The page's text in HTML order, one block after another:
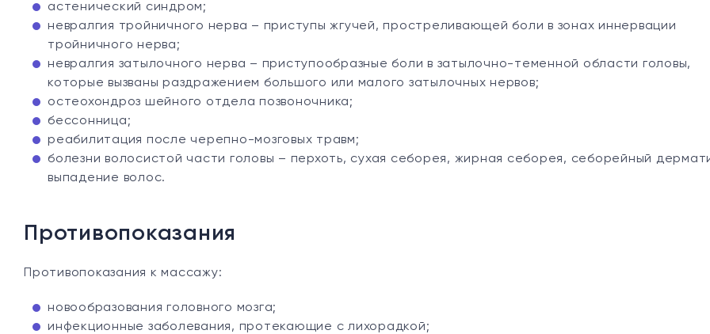
астенический синдром;
невралгия тройничного нерва – приступы жгучей, простреливающей боли в зонах иннервации
тройничного нерва;
невралгия затылочного нерва – приступообразные боли в затылочно-теменной области головы,
которые вызваны раздражением большого или малого затылочных нервов;
остеохондроз шейного отдела позвоночника;
бессонница;
реабилитация после черепно-мозговых травм;
болезни волосистой части головы – перхоть, сухая себорея, жирная себорея, себорейный
выпадение волос.
Противопоказания
Противопоказания к массажу:
новообразования головного мозга;
инфекционные заболевания, протекающие с лихорадкой;